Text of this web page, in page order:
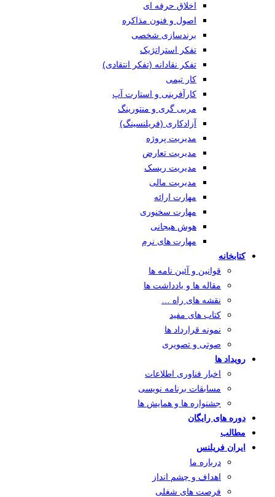
اخلاق حرفه ای
اصول و فنون مذاکره
برندسازی شخصی
تفکر استراتژیک
تفکر نقادانه (تفکر انتقادی)
کار تیمی
کارآفرینی و استارت آپ
مربی گری و منتورینگ
آزادکاری (فریلنسینگ)
مدیریت پروژه
مدیریت تعارض
مدیریت ریسک
مدیریت مالی
مهارت ارائه
مهارت سخنوری
هوش هیجانی
مهارت های نرم
کتابخانه
قوانین و آئین نامه ها
مقاله ها و یادداشت ها
نقشه های راه …
کتاب های مفید
نمونه قرارداد ها
صوتی و تصویری
رویداد ها
اخبار فناوری اطلاعات
مسابقات برنامه نویسی
جشنواره ها و همایش ها
دوره های رایگان
مطالب
ایران فریلنس
درباره ما
اهداف و چشم انداز
فرصت های شغلی